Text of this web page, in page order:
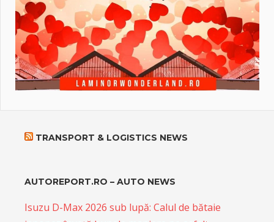
TRANSPORT & LOGISTICS NEWS
AUTOREPORT.RO – AUTO NEWS
Isuzu D-Max 2026 sub lupă: Calul de bătaie